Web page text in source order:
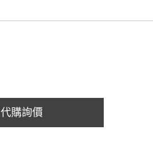
代購詢價